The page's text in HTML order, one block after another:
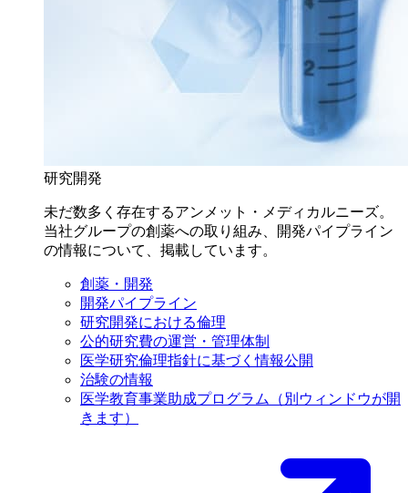
研究開発
未だ数多く存在するアンメット・メディカルニーズ。
当社グループの創薬への取り組み、開発パイプライン
の情報について、掲載しています。
創薬・開発
開発パイプライン
研究開発における倫理
公的研究費の運営・管理体制
医学研究倫理指針に基づく情報公開
治験の情報
医学教育事業助成プログラム
（別ウィンドウが開
きます）